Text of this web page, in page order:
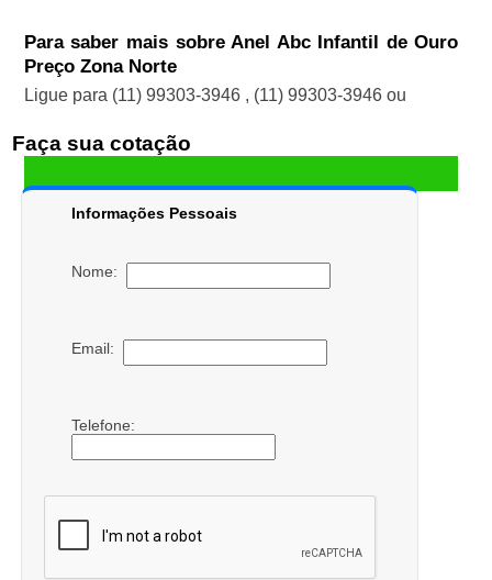
Para saber mais sobre Anel Abc Infantil de Ouro
Preço Zona Norte
Ligue para (11) 99303-3946 , (11) 99303-3946 ou
Faça sua cotação
Informações Pessoais
Nome:
Email:
Telefone: